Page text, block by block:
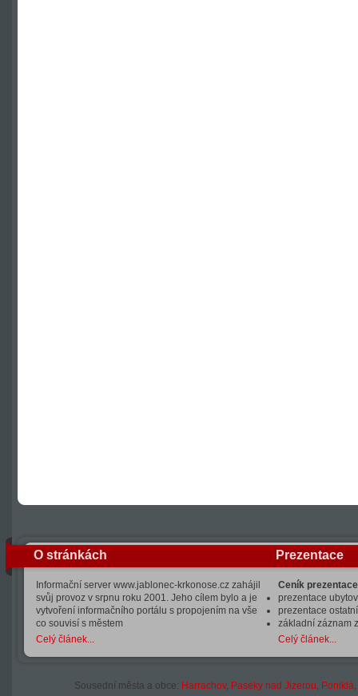
O stránkách
Informační server www.jablonec-krkonose.cz zahájil
svůj provoz v srpnu roku 2001. Jeho cílem bylo a je
vytvoření informačního portálu s propojením na vše
co souvisí s městem
Celý článek...
Prezentace
Ceník
prezentace
prezentace
základní záznam
Celý článek...
Sousední města a obce: Harrachov, Paseky nad Jizerou, Poniklá,